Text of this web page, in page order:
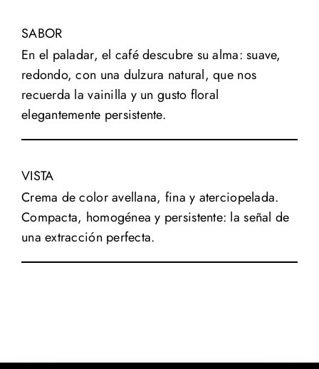
SABOR
En el paladar, el café descubre su alma: suave,
redondo, con una dulzura natural, que nos
recuerda la vainilla y un gusto floral
elegantemente persistente.
VISTA
Crema de color avellana, fina y aterciopelada.
Compacta, homogénea y persistente: la señal de
una extracción perfecta.